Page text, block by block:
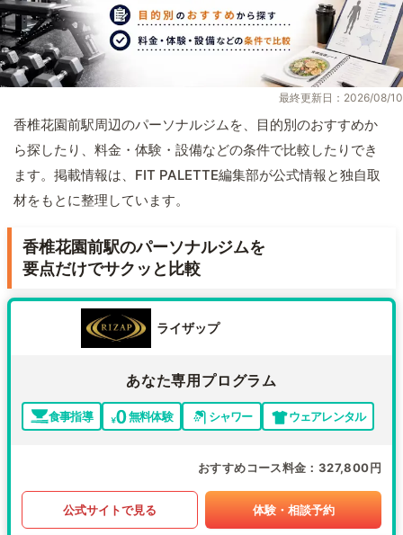
最終更新日：2026/08/10
香椎花園前駅周辺のパーソナルジムを、目的別のおすすめか
ら探したり、料金・体験・設備などの条件で比較したりでき
ます。掲載情報は、FIT PALETTE編集部が公式情報と独自取
材をもとに整理しています。
香椎花園前駅のパーソナルジムを
要点だけでサクッと比較
ライザップ
あなた専用プログラム
食事指導 無料体験 シャワー ウェアレンタル
おすすめコース料金 327,800円
公式サイトで見る 体験・相談予約